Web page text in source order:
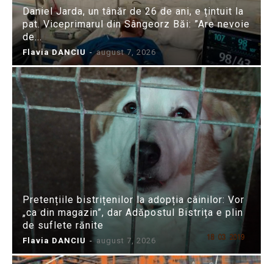
Daniel Jarda, un tânăr de 26 de ani, e țintuit la
pat. Viceprimarul din Sângeorz Băi: ”Are nevoie
de...
Flavia DANCIU - august 7, 2026
Pretențiile bistrițenilor la adopția câinilor: Vor
„ca din magazin”, dar Adăpostul Bistrița e plin
de suflete rănite
Flavia DANCIU - august 7, 2026